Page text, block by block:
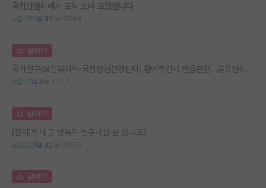
국립암센터에서 포닥 노비 모집합니다.
26 95 9764
김GPT
국가연구(보건복지부-국립정신건강센터) 참여확인서 발급관련...공유인쇄즐겨찾기
2 1 4242
김GPT
(진지)혹시 무 성욕자 연구하실 분 있나요?
22 30 3478
김GPT